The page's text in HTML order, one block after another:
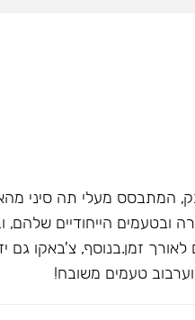
המתבסס מעלי תה סיני
ובטעמים הייחודיים שלהם,
זמן.בנוסף, צ'באקו גם
וערבוב טעמים משובח!